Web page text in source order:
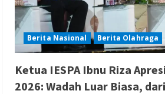
Berita Nasional Berita Olahraga
Ketua IESPA Ibnu Riza
2026: Wadah Luar Biasa,